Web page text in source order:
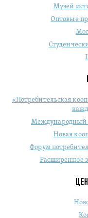
Музей
Оптовые
«Потребительская
Международный
Новая
Форум
Расширенное